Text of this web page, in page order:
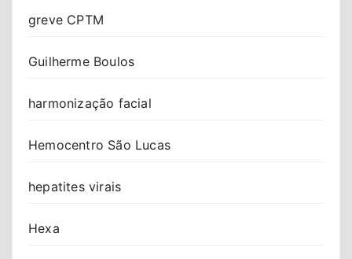
greve CPTM
Guilherme Boulos
harmonização facial
Hemocentro São Lucas
hepatites virais
Hexa